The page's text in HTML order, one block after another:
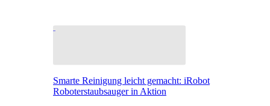
Smarte Reinigung leicht gemacht: iRobot
Roboterstaubsauger in Aktion